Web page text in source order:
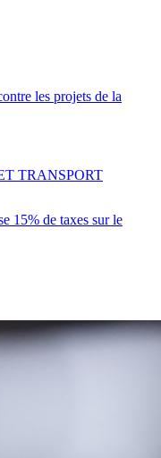
les projets de la
15% de taxes sur le
TRANSPORT